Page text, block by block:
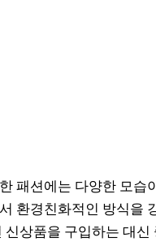
패션에는 다양한 모습
환경친화적인 방식을
신상품을 구입하는 대신